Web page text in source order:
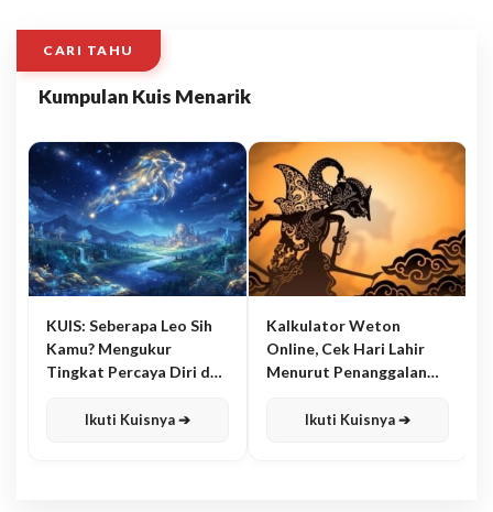
CARI TAHU
Kumpulan Kuis Menarik
KUIS: Seberapa Leo Sih
Kamu? Mengukur
Tingkat Percaya Diri dan
Ikuti Kuisnya ➔
Kalkulator Weton
Online, Cek Hari Lahir
Menurut Penanggalan
Ikuti Kuisnya ➔